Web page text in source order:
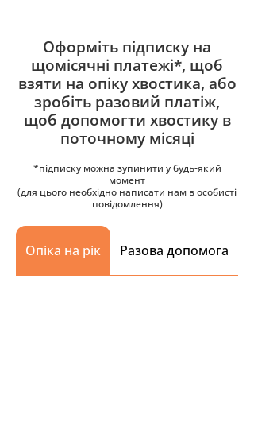
Оформіть підписку на
щомісячні платежі*, щоб
взяти на опіку хвостика, або
зробіть разовий платіж,
щоб допомогти хвостику в
поточному місяці
*підписку можна зупинити у будь-який
момент
(для цього необхідно написати нам в особисті
повідомлення)
Опіка на рік Разова допомога